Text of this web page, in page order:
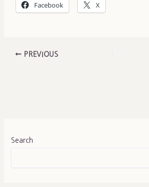
Facebook X
PREVIOUS
Search